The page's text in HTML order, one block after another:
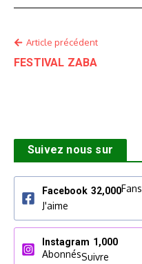
Article précédent
FESTIVAL ZABA
Suivez nous sur
Facebook 32,000Fans
J'aime
Instagram 1,000
AbonnésSuivre